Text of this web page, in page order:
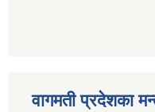
वागमती प्रदेशका